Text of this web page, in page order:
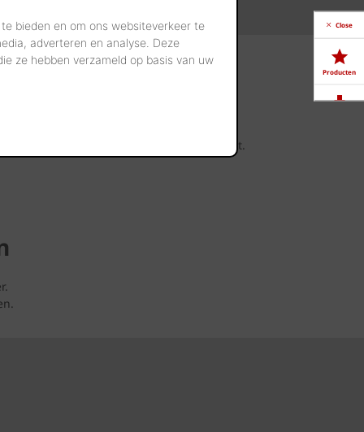
bieden en om ons websiteverkeer te
adverteren en analyse. Deze
ze hebben verzameld op basis van uw
werden gerealiseerd bij u in de buurt.
Close
Producten